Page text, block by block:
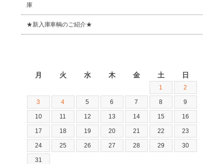
庫
★新入庫車輌のご紹介★
月 火 水 木 金 土 日
1 2
3 4 5 6 7 8 9
10 11 12 13 14 15 16
17 18 19 20 21 22 23
24 25 26 27 28 29 30
31